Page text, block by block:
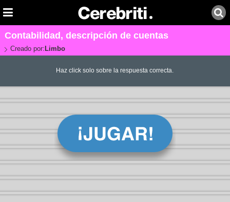
Contabilidad, descripción de cuentas
Creado por: Limbo
Haz click solo sobre la respuesta correcta.